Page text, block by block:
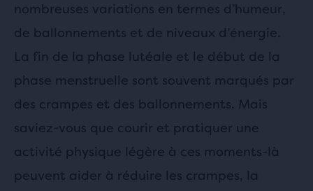
nombreuses variations en termes d’humeur,
de ballonnements et de niveaux d’énergie.
La fin de la phase lutéale et le début de la
phase menstruelle sont souvent marqués par
des crampes et des ballonnements. Mais
saviez-vous que courir et pratiquer une
activité physique légère à ces moments-là
peuvent aider à réduire les crampes, la